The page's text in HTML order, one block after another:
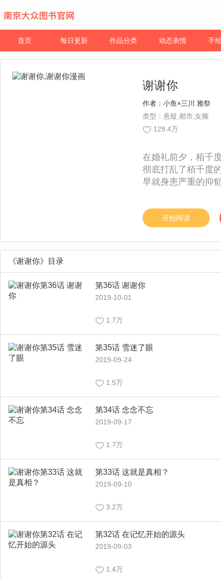
首页 每日更新 作品分类 动态表情 手
谢谢你
作者： 小鱼×三川 雅祭
类型：悬疑,都市,女频
129.4万
在婚礼前夕，栢千
彻底打乱了栢千度
早就身患严重的抑
千度决定跟随仲里
现的“真相”竟然是
开始阅读
《谢谢你》目录
第36话 谢谢你
2019-10-01
1.7万
第35话 雪迷了眼
2019-09-24
1.5万
第34话 念念不忘
2019-09-17
1.7万
第33话 这就是真相？
2019-09-10
3.2万
第32话 在记忆开始的源头
2019-09-03
1.4万